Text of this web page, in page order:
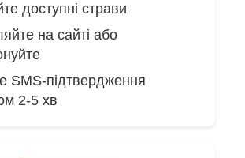
доступні страви
на сайті або
SMS-підтвердження
2-5 хв